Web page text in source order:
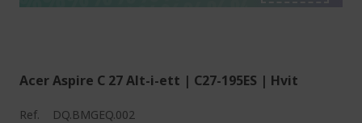
Acer Aspire C 27 Alt-i-ett | C27-195ES | Hvit
Ref. DQ.BMGEQ.002